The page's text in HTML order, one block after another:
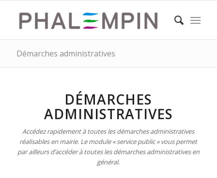
Démarches administratives
DÉMARCHES
ADMINISTRATIVES
Accédez rapidement à toutes les démarches administratives
réalisables en mairie. Le module « service public » vous permet
par ailleurs d’accéder à toutes les démarches administratives en
général.